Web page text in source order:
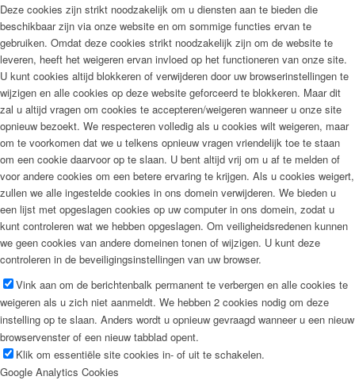
Deze cookies zijn strikt noodzakelijk om u diensten aan te bieden die
beschikbaar zijn via onze website en om sommige functies ervan te
gebruiken. Omdat deze cookies strikt noodzakelijk zijn om de website te
leveren, heeft het weigeren ervan invloed op het functioneren van onze site.
U kunt cookies altijd blokkeren of verwijderen door uw browserinstellingen te
wijzigen en alle cookies op deze website geforceerd te blokkeren. Maar dit
zal u altijd vragen om cookies te accepteren/weigeren wanneer u onze site
opnieuw bezoekt. We respecteren volledig als u cookies wilt weigeren, maar
om te voorkomen dat we u telkens opnieuw vragen vriendelijk toe te staan
om een cookie daarvoor op te slaan. U bent altijd vrij om u af te melden of
voor andere cookies om een betere ervaring te krijgen. Als u cookies weigert,
zullen we alle ingestelde cookies in ons domein verwijderen. We bieden u
een lijst met opgeslagen cookies op uw computer in ons domein, zodat u
kunt controleren wat we hebben opgeslagen. Om veiligheidsredenen kunnen
we geen cookies van andere domeinen tonen of wijzigen. U kunt deze
controleren in de beveiligingsinstellingen van uw browser.
Vink aan om de berichtenbalk permanent te verbergen en alle cookies te
weigeren als u zich niet aanmeldt. We hebben 2 cookies nodig om deze
instelling op te slaan. Anders wordt u opnieuw gevraagd wanneer u een nieuw
browservenster of een nieuw tabblad opent.
Klik om essentiële site cookies in- of uit te schakelen.
Google Analytics Cookies